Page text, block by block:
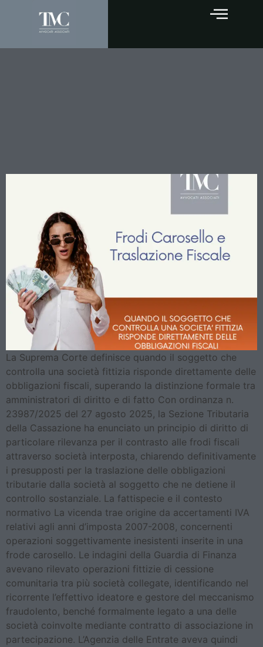
La Suprema Corte definisce quando il soggetto che
controlla una società fittizia risponde direttamente delle
obbligazioni fiscali, superando la distinzione formale tra
amministratori di diritto e di fatto Con ordinanza n.
23987/2025 del 27 agosto 2025, la Sezione Tributaria
della Cassazione ha enunciato un principio di diritto di
particolare rilevanza per il contrasto alle frodi fiscali
attraverso società interposta, chiarendo definitivamente
i presupposti per la traslazione delle obbligazioni
tributarie dalla società al soggetto che ne detiene il
controllo sostanziale. La fattispecie e il contesto
normativo La vicenda trae origine da accertamenti IVA
relativi agli anni d’imposta 2007-2008, concernenti
operazioni soggettivamente inesistenti inserite in una
frode carosello. Le indagini della Guardia di Finanza
avevano rilevato operazioni fittizie di cessione
comunitaria tra più società collegate, identificando nel
ricorrente l’effettivo ideatore e gestore del meccanismo
fraudolento, benché formalmente legato a una delle
società coinvolte mediante contratto di associazione in
partecipazione. L’Agenzia delle Entrate aveva quindi